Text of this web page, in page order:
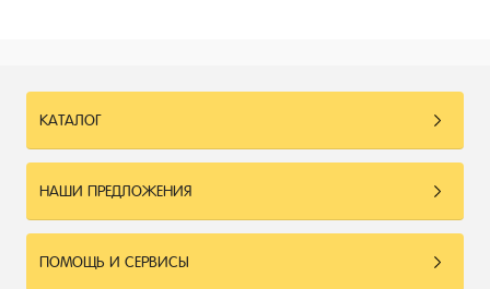
КАТАЛОГ
НАШИ ПРЕДЛОЖЕНИЯ
ПОМОЩЬ И СЕРВИСЫ